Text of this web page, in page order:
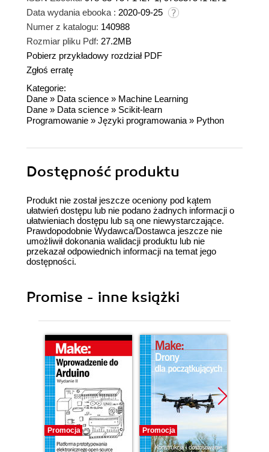
Data wydania ebooka : 2020-09-25
Numer z katalogu: 140988
Rozmiar pliku Pdf: 27.2MB
Pobierz przykładowy rozdział PDF
Zgłoś erratę
Kategorie:
Dane » Data science » Machine Learning
Dane » Data science » Scikit-learn
Programowanie » Języki programowania» Python
Dostępność produktu
Produkt nie został jeszcze oceniony pod kątem
ułatwień dostępu lub nie podano żadnych informacji o
ułatwieniach dostępu lub są one niewystarczające.
Prawdopodobnie Wydawca/Dostawca jeszcze nie
umożliwił dokonania walidacji produktu lub nie
przekazał odpowiednich informacji na temat jego
dostępności.
Promise - inne książki
Promocja Promocja